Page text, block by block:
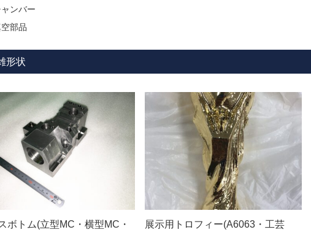
ンバー
部品
形状
ボトム(立型MC・横型MC・
展示用トロフィー(A6063・工芸